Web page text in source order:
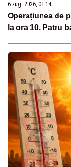
6 aug. 2026, 08:14
Operațiunea de
la ora 10. Patru